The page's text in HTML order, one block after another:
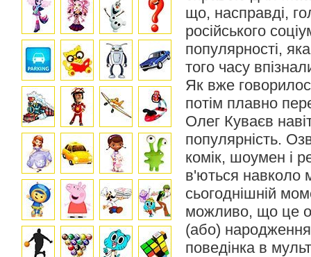
що, насправді,
російського
популярності,
того часу
Як вже
потім плавно
Олег Куваєв
популярність.
комік, шоумен і
в'ються навколо
сьогоднішній
можливо, що це
(або)
поведінка в